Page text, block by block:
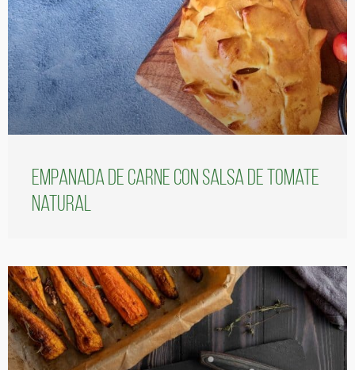
Empanada de carne con salsa de tomate
natural